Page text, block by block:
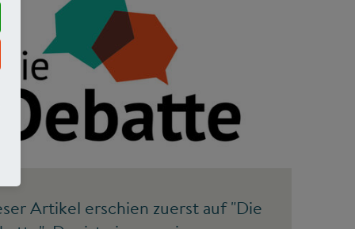
Artikel erschien zuerst auf "Die